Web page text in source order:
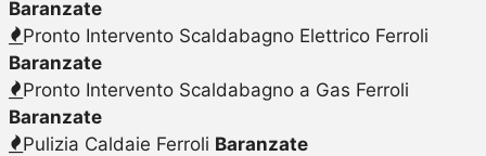
Baranzate
Pronto Intervento Scaldabagno Elettrico Ferroli
Baranzate
Pronto Intervento Scaldabagno a Gas Ferroli
Baranzate
Pulizia Caldaie Ferroli Baranzate